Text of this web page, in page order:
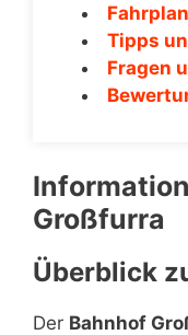
Tipps
Fragen
Großfurra
Überblick
Der Bahnhof